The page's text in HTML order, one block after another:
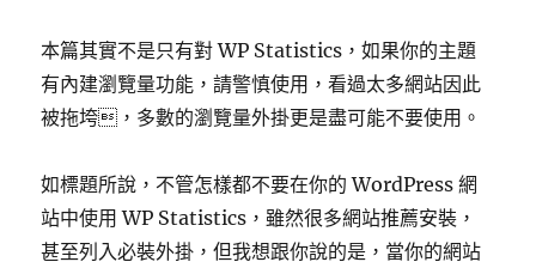
本篇其實不是只有對 WP Statistics，如果你的主題
有內建瀏覽量功能，請警慎使用，看過太多網站因此
被拖垮，多數的瀏覽量外掛更是盡可能不要使用。
如標題所說，不管怎樣都不要在你的 WordPress 網
站中使用 WP Statistics，雖然很多網站推薦安裝，
甚至列入必裝外掛，但我想跟你說的是，當你的網站